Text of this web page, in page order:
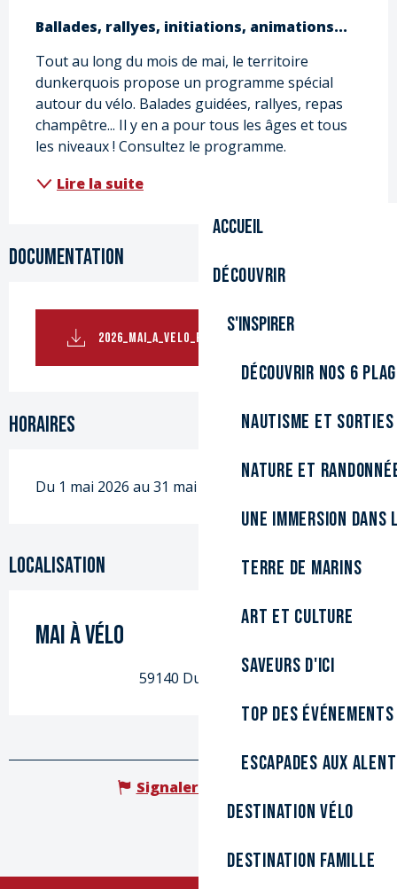
Accueil
Découvrir
S'inspirer
Découvrir nos 6
Nautisme et sorties
Nature et
Une immersion
Terre de marins
Art et culture
Saveurs d'ici
Top des événements
Escapades aux
Destination Vélo
Destination Famille
Description
Ballades, rallyes, initiations, animations...
Tout au long du mois de mai, le territoire
dunkerquois propose un programme spécial
autour du vélo. Balades guidées, rallyes, repas
champêtre... Il y en a pour tous les âges et tous
les niveaux ! Consultez le programme.
Lire la suite
Documentation
2026_MAI_A_VELO_PROGRAMME (1).PDF
Horaires
Du 1 mai 2026 au 31 mai 2026
Localisation
Mai à vélo
59140 Dunkerque
Signaler une erreur